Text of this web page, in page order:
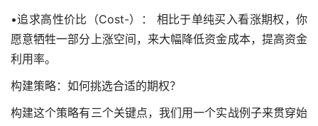
•追求高性价比（Cost-）： 相比于单纯买入看涨期权，你
愿意牺牲一部分上涨空间，来大幅降低资金成本，提高资金
利用率。
构建策略：如何挑选合适的期权？
构建这个策略有三个关键点，我们用一个实战例子来贯穿始